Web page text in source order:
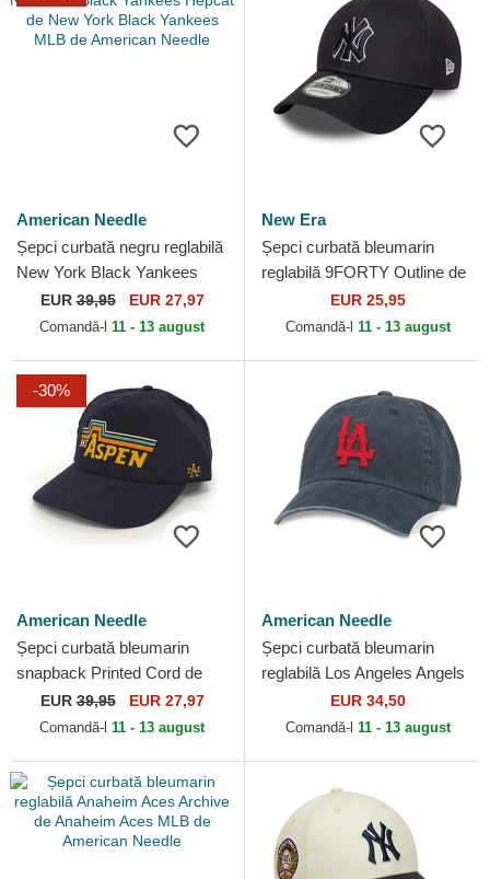
American Needle
Șepci curbată negru reglabilă
New York Black Yankees
Hepcat de New York Black
Yankees MLB de...
EUR39,95 EUR 27,97
Comandă-l 11 - 13 august
New Era
Șepci curbată bleumarin
reglabilă 9FORTY Outline de
New York Yankees MLB de
New Era
EUR 25,95
Comandă-l 11 - 13 august
-30%
American Needle
Șepci curbată bleumarin
snapback Printed Cord de
American Needle
EUR39,95 EUR 27,97
Comandă-l 11 - 13 august
American Needle
Șepci curbată bleumarin
reglabilă Los Angeles Angels
Archive de Los Angeles
Angels MLB de...
EUR 34,50
Comandă-l 11 - 13 august